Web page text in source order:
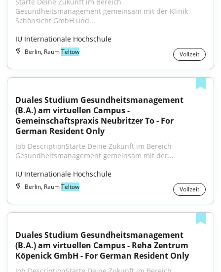
Gesundheitsmanagement gemeinsam mit der Klinik
Schönsicht GmbH und...
IU Internationale Hochschule
Berlin, RaumTeltow Vollzeit
Duales Studium Gesundheitsmanagement
(B.A.) am virtuellen Campus -
Gemeinschaftspraxis Neubritzer To - For
German Resident Only
Job DescriptionStarte Deine Zukunft im Bereich
Gesundheitsmanagement gemeinsam mit der...
IU Internationale Hochschule
Berlin, RaumTeltow Vollzeit
Duales Studium Gesundheitsmanagement
(B.A.) am virtuellen Campus - Reha Zentrum
Köpenick GmbH - For German Resident Only